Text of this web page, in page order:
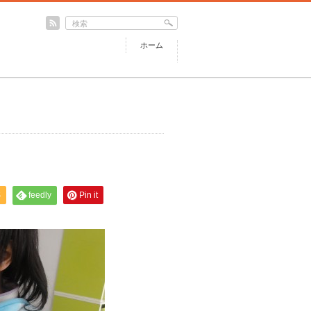
ホーム
feedly Pin it